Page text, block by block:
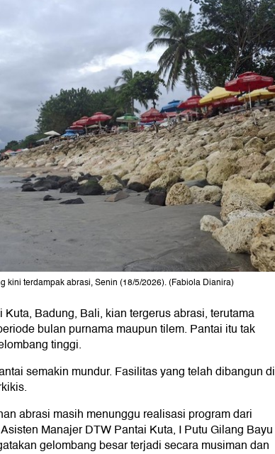
kini terdampak abrasi, Senin (18/5/2026). (Fabiola Dianira)
Kuta, Badung, Bali, kian tergerus abrasi, terutama
bulan purnama maupun tilem. Pantai itu tak
tinggi.
semakin mundur. Fasilitas yang telah dibangun di
abrasi masih menunggu realisasi program dari
Manajer DTW Pantai Kuta, I Putu Gilang Bayu
gelombang besar terjadi secara musiman dan